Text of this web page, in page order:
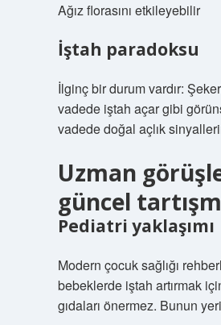
Ağız florasını etkileyebilir
İştah paradoksu
İlginç bir durum vardır:
vadede iştah açar gibi
vadede doğal açlık
Uzman
güncel
Pediatri yaklaşımı
Modern çocuk sağlığı
bebeklerde iştah artırmak
gıdaları önermez. Bunun